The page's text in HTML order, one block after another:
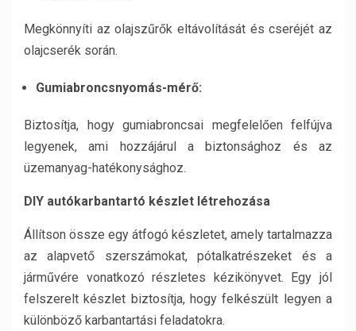
Megkönnyíti az olajszűrők eltávolítását és cseréjét az
olajcserék során.
Gumiabroncsnyomás-mérő:
Biztosítja, hogy gumiabroncsai megfelelően felfújva
legyenek, ami hozzájárul a biztonsághoz és az
üzemanyag-hatékonysághoz.
DIY autókarbantartó készlet létrehozása
Állítson össze egy átfogó készletet, amely tartalmazza
az alapvető szerszámokat, pótalkatrészeket és a
járművére vonatkozó részletes kézikönyvet. Egy jól
felszerelt készlet biztosítja, hogy felkészült legyen a
különböző karbantartási feladatokra.